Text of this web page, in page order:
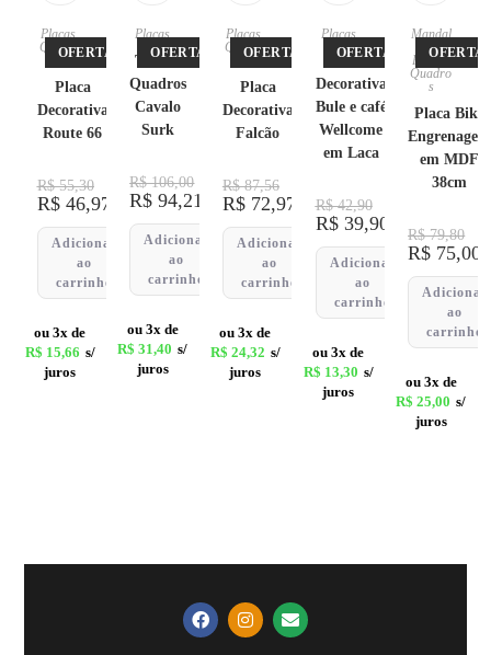
OFERTA!
Placas,
Quadro
s
Placa
Decorativa
Route 66
R$55,30
R$46,97
Adicionar
ao
carrinho
ou 3x de
R$ 15,66 s/
juros
OFERTA!
Placas
Trio de
Quadros
Cavalo
Surk
R$106,00
R$ 94,21
Adicionar
ao
carrinho
ou 3x de
R$ 31,40 s/
juros
OFERTA!
Placas,
Quadro
s
Placa
Decorativa
Falcão
R$87,56
R$72,97
Adicionar
ao
carrinho
ou 3x de
R$ 24,32 s/
juros
OFERTA!
Placas
Placa
Decorativa
Bule e café
Wellcome
em Laca
R$42,90
R$39,90
Adicionar
ao
carrinho
ou 3x de
R$ 13,30 s/
juros
OFERTA!
Mandal
as,
Placas,
Quadro
s
Placa Bike
Engrenagem
em MDF
38cm
R$79,80
R$ 75,00
Adicionar
ao
carrinho
ou 3x de
R$ 25,00 s/
juros